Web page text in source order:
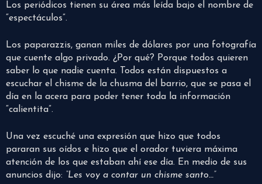
Los periódicos tienen su área más leída bajo el nombre de
“espectáculos”.
Los paparazzis, ganan miles de dólares por una fotografía
que cuente algo privado. ¿Por qué? Porque todos quieren
saber lo que nadie cuenta. Todos están dispuestos a
escuchar el chisme de la chusma del barrio, que se pasa el
día en la acera para poder tener toda la información
“calientita”.
Una vez escuché una expresión que hizo que todos
pararan sus oídos e hizo que el orador tuviera máxima
atención de los que estaban ahí ese día. En medio de sus
anuncios dijo: “Les voy a contar un chisme santo…”